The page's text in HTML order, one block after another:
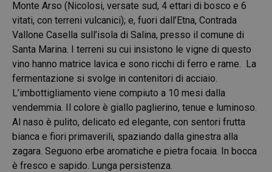
Monte Arso (Nicolosi, versate sud, 4 ettari di bosco e 6
vitati, con terreni vulcanici); e, fuori dall’Etna, Contrada
Vallone Casella sull’isola di Salina, presso il comune di
Santa Marina. I terreni su cui insistono le vigne di questo
vino hanno matrice lavica e sono ricchi di ferro e rame. La
fermentazione si svolge in contenitori di acciaio.
L’imbottigliamento viene compiuto a 10 mesi dalla
vendemmia. Il colore è giallo paglierino, tenue e luminoso.
Al naso è pulito, delicato ed elegante, con sentori frutta
bianca e fiori primaverili, spaziando dalla ginestra alla
zagara. Seguono erbe aromatiche e pietra focaia. In bocca
è fresco e sapido. Lunga persistenza.